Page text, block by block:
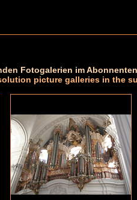
Fotogalerien im
picture galleries in the